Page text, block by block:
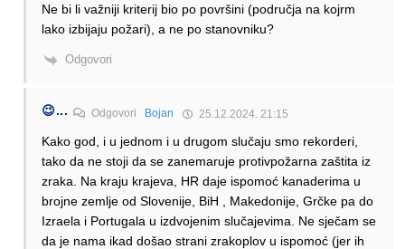
Ne bi li važniji kriterij bio po površini (područja na kojrm
lako izbijaju požari), a ne po stanovniku?
Odgovori
😉... Odgovori Bojan 25.12.2024. 21:15
Kako god, i u jednom i u drugom slučaju smo rekorderi,
tako da ne stoji da se zanemaruje protivpožarna zaštita iz
zraka. Na kraju krajeva, HR daje ispomoć kanaderima u
brojne zemlje od Slovenije, BiH , Makedonije, Grčke pa do
Izraela i Portugala u izdvojenim slučajevima. Ne sječam se
da je nama ikad došao strani zrakoplov u ispomoć (jer ih